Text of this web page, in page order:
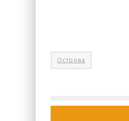
Острова